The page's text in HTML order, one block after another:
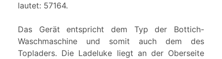
lautet: 57164.
Das Gerät entspricht dem Typ der Bottich-
Waschmaschine und somit auch dem des
Topladers. Die Ladeluke liegt an der Oberseite